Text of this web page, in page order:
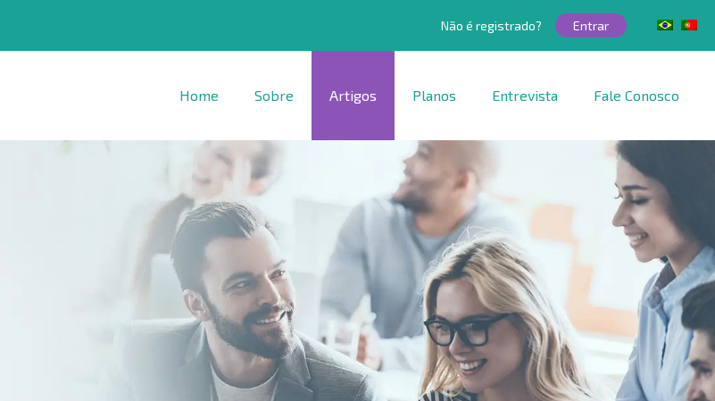
Não é registrado? Entrar
Home Sobre Artigos Planos Entrevista Fale Conosco